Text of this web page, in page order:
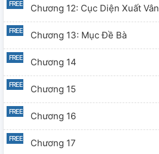
Chương 12: Cục Diện Xuất Vân
Chương 13: Mục Đề Bà
Chương 14
Chương 15
Chương 16
Chương 17